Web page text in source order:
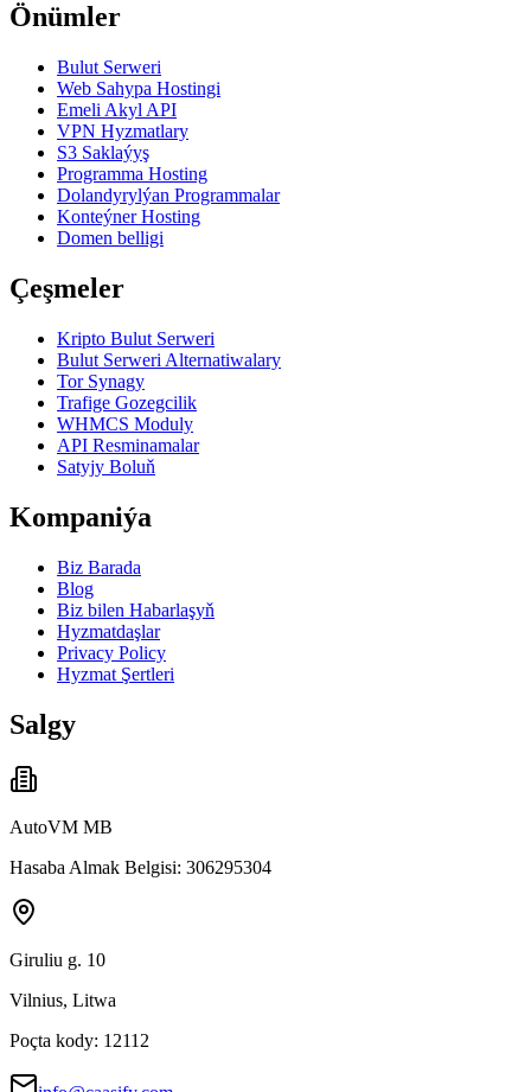
Önümler
Bulut Serweri
Web Sahypa Hostingi
Emeli Akyl API
VPN Hyzmatlary
S3 Saklaýyş
Programma Hosting
Dolandyrylýan Programmalar
Konteýner Hosting
Domen belligi
Çeşmeler
Kripto Bulut Serweri
Bulut Serweri Alternatiwalary
Tor Synagy
Trafige Gozegcilik
WHMCS Moduly
API Resminamalar
Satyjy Boluň
Kompaniýa
Biz Barada
Blog
Biz bilen Habarlaşyň
Hyzmatdaşlar
Privacy Policy
Hyzmat Şertleri
Salgy
AutoVM MB
Hasaba Almak Belgisi: 306295304
Giruliu g. 10
Vilnius, Litwa
Poçta kody: 12112